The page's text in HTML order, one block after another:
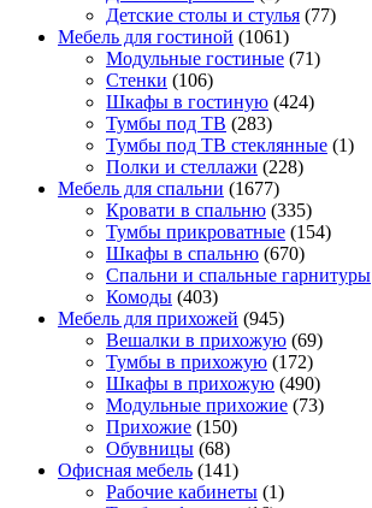
Детские столы и стулья (77)
Мебель для гостиной (1061)
Модульные гостиные (71)
Стенки (106)
Шкафы в гостиную (424)
Тумбы под ТВ (283)
Тумбы под ТВ стеклянные (1)
Полки и стеллажи (228)
Мебель для спальни (1677)
Кровати в спальню (335)
Тумбы прикроватные (154)
Шкафы в спальню (670)
Спальни и спальные гарнитуры
Комоды (403)
Мебель для прихожей (945)
Вешалки в прихожую (69)
Тумбы в прихожую (172)
Шкафы в прихожую (490)
Модульные прихожие (73)
Прихожие (150)
Обувницы (68)
Офисная мебель (141)
Рабочие кабинеты (1)